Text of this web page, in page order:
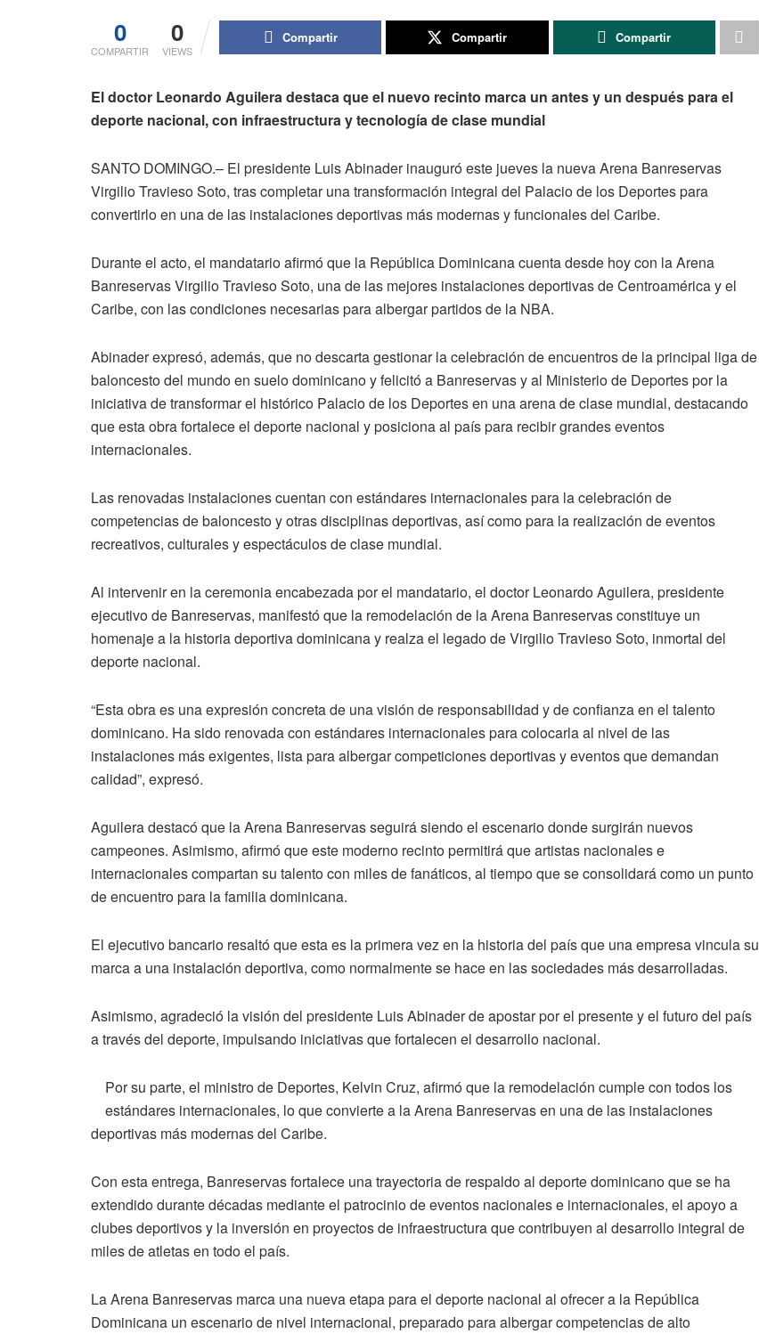
0
COMPARTIR
0
VIEWS
Compartir Compartir Compartir
El doctor Leonardo Aguilera destaca que el nuevo recinto marca un antes y un después para el
deporte nacional, con infraestructura y tecnología de clase mundial
SANTO DOMINGO.– El presidente Luis Abinader inauguró este jueves la nueva Arena Banreservas
Virgilio Travieso Soto, tras completar una transformación integral del Palacio de los Deportes para
convertirlo en una de las instalaciones deportivas más modernas y funcionales del Caribe.
Durante el acto, el mandatario afirmó que la República Dominicana cuenta desde hoy con la Arena
Banreservas Virgilio Travieso Soto, una de las mejores instalaciones deportivas de Centroamérica y el
Caribe, con las condiciones necesarias para albergar partidos de la NBA.
Abinader expresó, además, que no descarta gestionar la celebración de encuentros de la principal liga de
baloncesto del mundo en suelo dominicano y felicitó a Banreservas y al Ministerio de Deportes por la
iniciativa de transformar el histórico Palacio de los Deportes en una arena de clase mundial, destacando
que esta obra fortalece el deporte nacional y posiciona al país para recibir grandes eventos
internacionales.
Las renovadas instalaciones cuentan con estándares internacionales para la celebración de
competencias de baloncesto y otras disciplinas deportivas, así como para la realización de eventos
recreativos, culturales y espectáculos de clase mundial.
Al intervenir en la ceremonia encabezada por el mandatario, el doctor Leonardo Aguilera, presidente
ejecutivo de Banreservas, manifestó que la remodelación de la Arena Banreservas constituye un
homenaje a la historia deportiva dominicana y realza el legado de Virgilio Travieso Soto, inmortal del
deporte nacional.
“Esta obra es una expresión concreta de una visión de responsabilidad y de confianza en el talento
dominicano. Ha sido renovada con estándares internacionales para colocarla al nivel de las
instalaciones más exigentes, lista para albergar competiciones deportivas y eventos que demandan
calidad”, expresó.
Aguilera destacó que la Arena Banreservas seguirá siendo el escenario donde surgirán nuevos
campeones. Asimismo, afirmó que este moderno recinto permitirá que artistas nacionales e
internacionales compartan su talento con miles de fanáticos, al tiempo que se consolidará como un punto
de encuentro para la familia dominicana.
El ejecutivo bancario resaltó que esta es la primera vez en la historia del país que una empresa vincula su
marca a una instalación deportiva, como normalmente se hace en las sociedades más desarrolladas.
Asimismo, agradeció la visión del presidente Luis Abinader de apostar por el presente y el futuro del país
a través del deporte, impulsando iniciativas que fortalecen el desarrollo nacional.
Por su parte, el ministro de Deportes, Kelvin Cruz, afirmó que la remodelación cumple con todos los
estándares internacionales, lo que convierte a la Arena Banreservas en una de las instalaciones
deportivas más modernas del Caribe.
Con esta entrega, Banreservas fortalece una trayectoria de respaldo al deporte dominicano que se ha
extendido durante décadas mediante el patrocinio de eventos nacionales e internacionales, el apoyo a
clubes deportivos y la inversión en proyectos de infraestructura que contribuyen al desarrollo integral de
miles de atletas en todo el país.
La Arena Banreservas marca una nueva etapa para el deporte nacional al ofrecer a la República
Dominicana un escenario de nivel internacional, preparado para albergar competencias de alto